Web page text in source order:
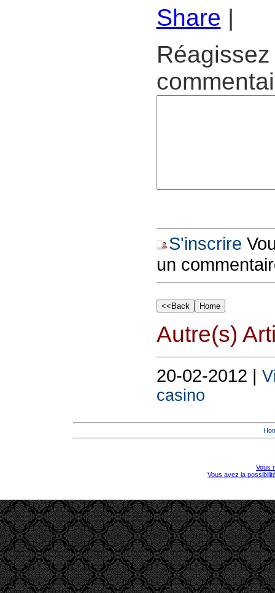
Share |
S'inscrire
un
Autre(s)
20-02-2012 |
casino
Vous
Vous avez la